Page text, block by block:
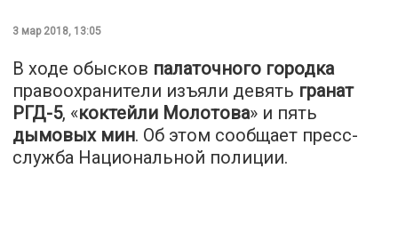
3 мар 2018, 13:05
В ходе обысков палаточного городка
правоохранители изъяли девять гранат
РГД-5, «коктейли Молотова» и пять
дымовых мин. Об этом сообщает пресс-
служба Национальной полиции.